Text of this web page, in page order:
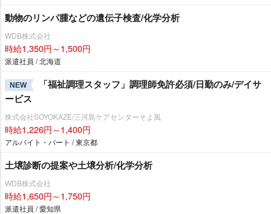
動物のリンパ腫などの遺伝子検査/化学分析
WDB株式会社
時給1,350円～1,500円
派遣社員 / 北海道
NEW
「福祉調理スタッフ」調理師免許必須/日勤のみ/デイサ
ービス
株式会社SOYOKAZE/三河島ケアセンターそよ風
時給1,226円～1,400円
アルバイト・パート / 東京都
土壌診断の提案や土壌分析/化学分析
WDB株式会社
時給1,650円～1,750円
派遣社員 / 愛知県